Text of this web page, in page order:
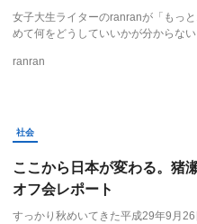
女子大生ライターのranranが「もっ
めて何をどうしていいかが分からな
ranran
社会
ここから日本が変わる。猪
オフ会レポート
すっかり秋めいてきた平成29年9月